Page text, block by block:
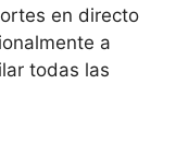
en directo
a
todas las